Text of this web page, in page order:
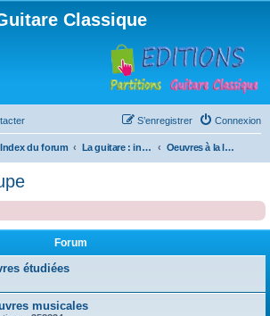
Classique
Connexion
S’enregistrer
Index du forum La guitare : instrument, cours et théorie Oeuvres à la loupe
Forum
étudiées
musicales